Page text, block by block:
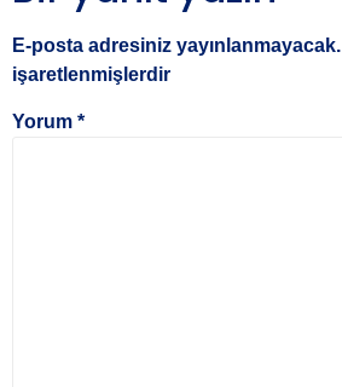
E-posta adresiniz yayınlanmayacak.
işaretlenmişlerdir
Yorum *